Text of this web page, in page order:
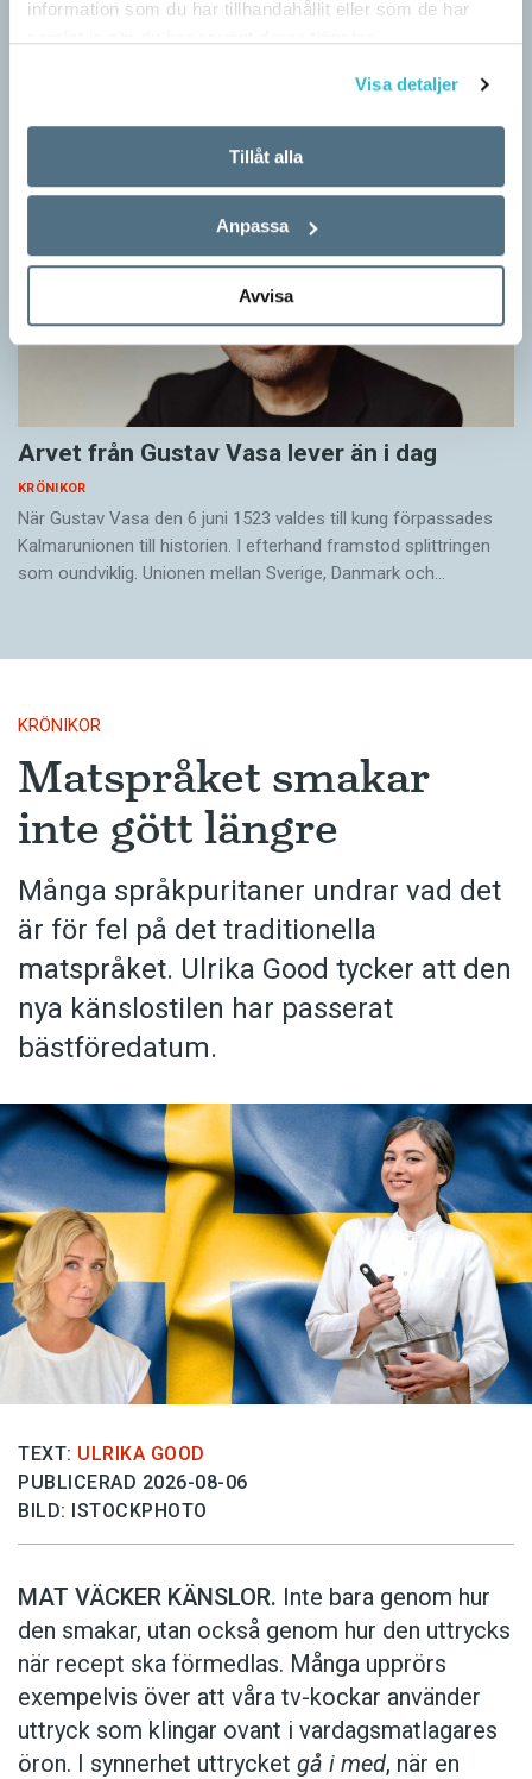
information som du har tillhandahållit eller som de har
Visa detaljer
Tillåt alla
Anpassa
Avvisa
KRÖNIKOR
jag i dag menar med småord. Jag vet att jag i…
Arvet från Gustav Vasa lever än i dag
KRÖNIKOR
När Gustav Vasa den 6 juni 1523 ­valdes till kung förpassades
Kalmar­unionen till historien. I efterhand framstod splittringen
som ound­viklig. ­Unionen ­mellan Sverige, Danmark och…
KRÖNIKOR
Matspråket smakar
inte gött längre
Många språkpuritaner undrar vad det
är för fel på det traditionella
matspråket. Ulrika Good tycker att den
nya känslostilen har passerat
bästföredatum.
TEXT: ULRIKA GOOD
PUBLICERAD 2026-08-06
BILD: ISTOCKPHOTO
MAT VÄCKER KÄNSLOR. Inte bara genom hur
den smakar, utan också genom hur den uttrycks
när recept ska förmedlas. Många upprörs
exempelvis över att våra tv-kockar använder
uttryck som klingar ovant i vardagsmatlagares
öron. I synnerhet uttrycket gå i med, när en